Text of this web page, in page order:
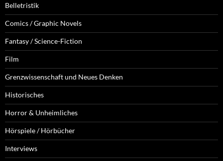
Belletristik
Comics / Graphic Novels
Fantasy / Science-Fiction
Film
Grenzwissenschaft und Neues Denken
Historisches
Horror & Unheimliches
Hörspiele / Hörbücher
Interviews